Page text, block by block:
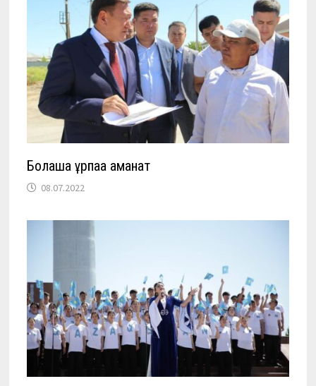
Болашақ ұрпаққа аманат
08.07.2022